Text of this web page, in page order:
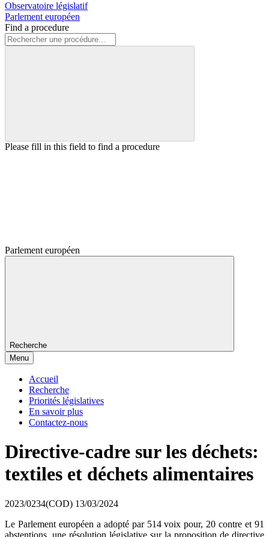
Observatoire législatif
Parlement européen
Find a procedure
Please fill in this field to find a procedure
Parlement européen
Recherche
Menu
Accueil
Recherche
Priorités législatives
En savoir plus
Contactez-nous
Directive-cadre sur les déchets:
textiles et déchets alimentaires
2023/0234(COD) 13/03/2024
Le Parlement européen a adopté par 514 voix pour, 20 contre et 91
abstentions, une résolution législative sur la proposition de directive